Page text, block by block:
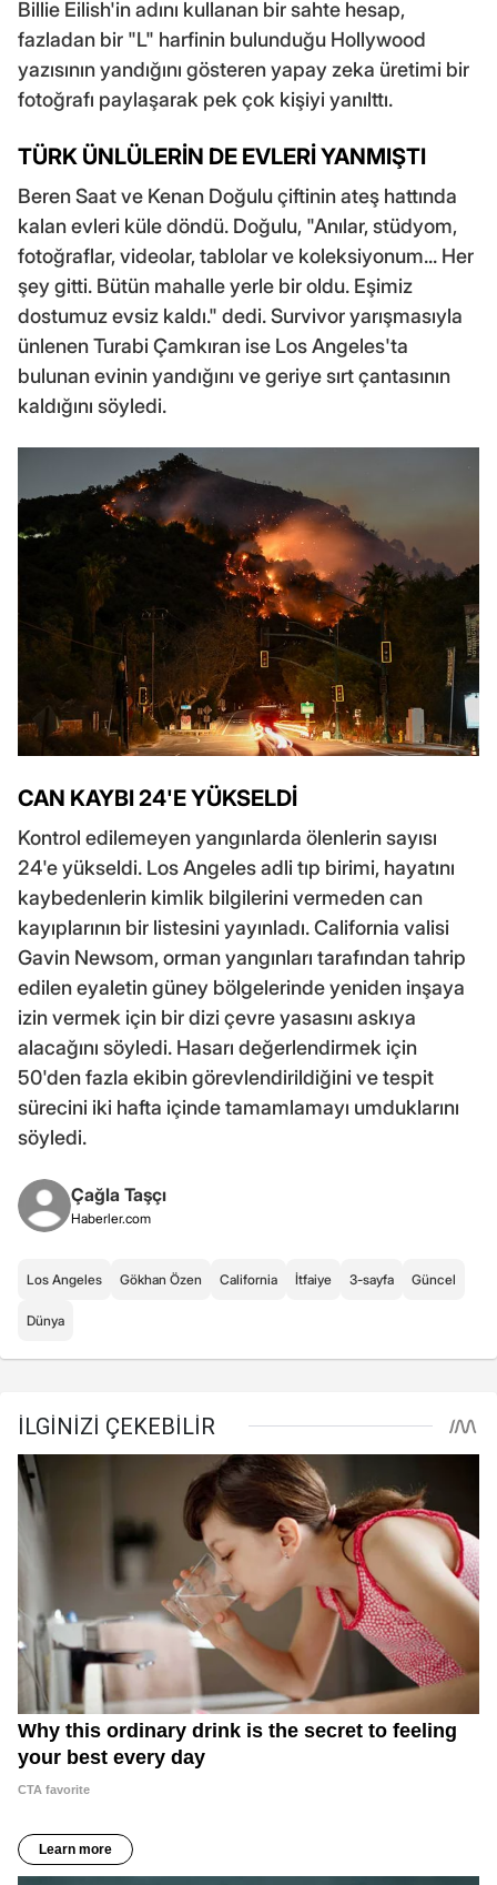
Billie Eilish'in adını kullanan bir sahte hesap,
fazladan bir "L" harfinin bulunduğu Hollywood
yazısının yandığını gösteren yapay zeka üretimi bir
fotoğrafı paylaşarak pek çok kişiyi yanılttı.
TÜRK ÜNLÜLERİN DE EVLERİ YANMIŞTI
Beren Saat ve Kenan Doğulu çiftinin ateş hattında
kalan evleri küle döndü. Doğulu, "Anılar, stüdyom,
fotoğraflar, videolar, tablolar ve koleksiyonum... Her
şey gitti. Bütün mahalle yerle bir oldu. Eşimiz
dostumuz evsiz kaldı." dedi. Survivor yarışmasıyla
ünlenen Turabi Çamkıran ise Los Angeles'ta
bulunan evinin yandığını ve geriye sırt çantasının
kaldığını söyledi.
CAN KAYBI 24'E YÜKSELDİ
Kontrol edilemeyen yangınlarda ölenlerin sayısı
24'e yükseldi. Los Angeles adli tıp birimi, hayatını
kaybedenlerin kimlik bilgilerini vermeden can
kayıplarının bir listesini yayınladı. California valisi
Gavin Newsom, orman yangınları tarafından tahrip
edilen eyaletin güney bölgelerinde yeniden inşaya
izin vermek için bir dizi çevre yasasını askıya
alacağını söyledi. Hasarı değerlendirmek için
50'den fazla ekibin görevlendirildiğini ve tespit
sürecini iki hafta içinde tamamlamayı umduklarını
söyledi.
Çağla Taşçı
Haberler.com
Los Angeles Gökhan Özen California İtfaiye 3-sayfa Güncel
Dünya